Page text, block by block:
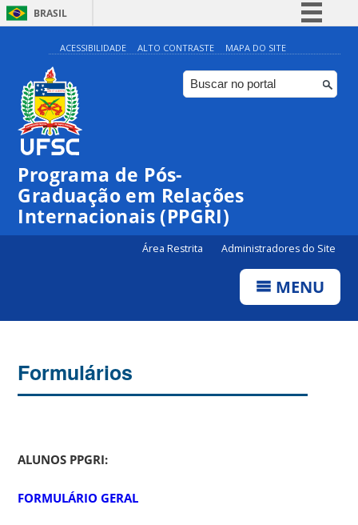
BRASIL
Simplifique!
Comunica BR
Participe
ACESSIBILIDADE ALTO CONTRASTE MAPA DO SITE
Programa de Pós-
Graduação em Relações
Internacionais (PPGRI)
Área Restrita Administradores do Site
MENU
Formulários
ALUNOS PPGRI:
FORMULÁRIO GERAL